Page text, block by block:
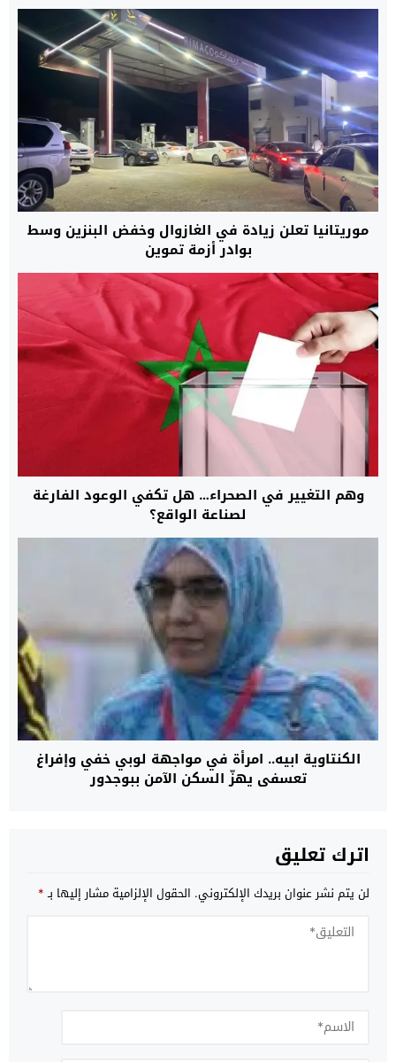
موريتانيا تعلن زيادة في الغازوال وخفض البنزين وسط
بوادر أزمة تموين
وهم التغيير في الصحراء… هل تكفي الوعود الفارغة
لصناعة الواقع؟
الكنتاوية ابيه.. امرأة في مواجهة لوبي خفي وإفراغ
تعسفي يهزّ السكن الآمن ببوجدور
اترك تعليق
لن يتم نشر عنوان بريدك الإلكتروني. الحقول الإلزامية مشار إليها بـ*